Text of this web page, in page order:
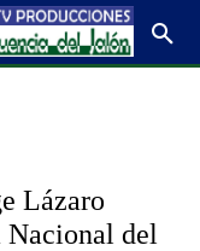
Lázaro
del